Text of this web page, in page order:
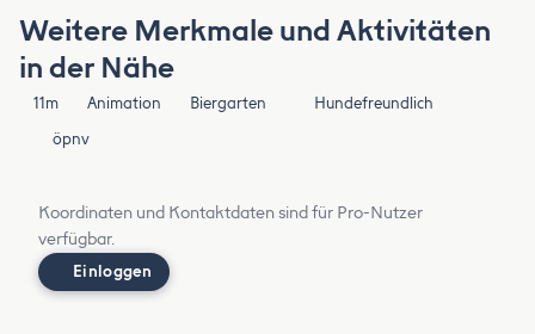
Weitere Merkmale und Aktivitäten
in der Nähe
11m Animation Biergarten
Hundefreundlich
öpnv
Koordinaten und Kontaktdaten sind für Pro-Nutzer
verfügbar.
Einloggen